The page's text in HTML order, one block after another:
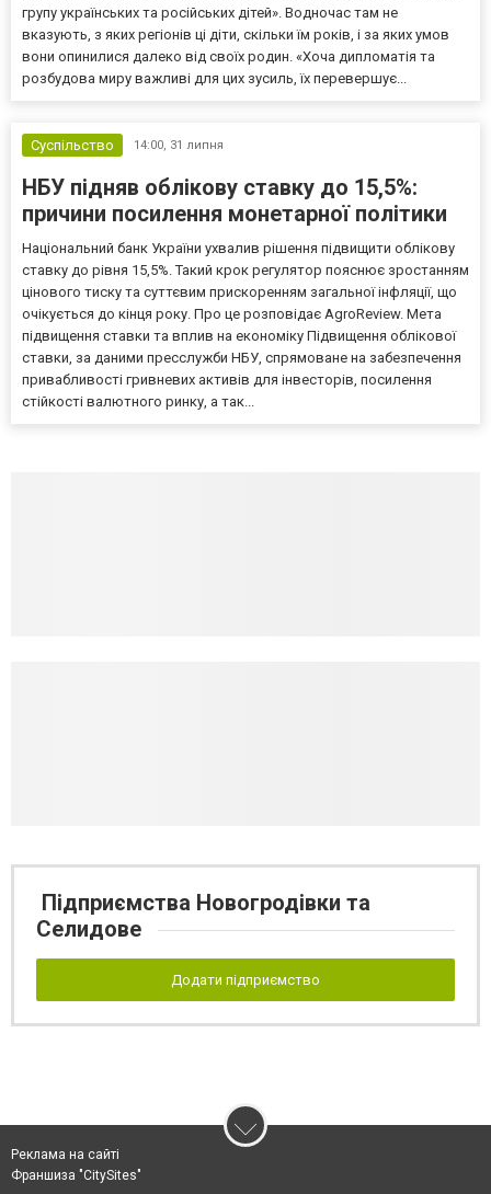
групу українських та російських дітей». Водночас там не
вказують, з яких регіонів ці діти, скільки їм років, і за яких умов
вони опинилися далеко від своїх родин. «Хоча дипломатія та
розбудова миру важливі для цих зусиль, їх перевершує...
Суспільство 14:00, 31 липня
НБУ підняв облікову ставку до 15,5%:
причини посилення монетарної політики
Національний банк України ухвалив рішення підвищити облікову
ставку до рівня 15,5%. Такий крок регулятор пояснює зростанням
цінового тиску та суттєвим прискоренням загальної інфляції, що
очікується до кінця року. Про це розповідає AgroReview. Мета
підвищення ставки та вплив на економіку Підвищення облікової
ставки, за даними пресслужби НБУ, спрямоване на забезпечення
привабливості гривневих активів для інвесторів, посилення
стійкості валютного ринку, а так...
Підприємства Новогродівки та
Селидове
Додати підприємство
Реклама на сайті
Франшиза "CitySites"